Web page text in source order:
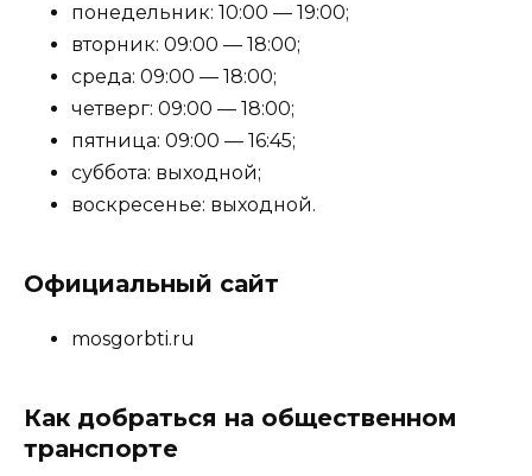
понедельник: 10:00 — 19:00;
вторник: 09:00 — 18:00;
среда: 09:00 — 18:00;
четверг: 09:00 — 18:00;
пятница: 09:00 — 16:45;
суббота: выходной;
воскресенье: выходной.
Официальный сайт
mosgorbti.ru
Как добраться на общественном
транспорте